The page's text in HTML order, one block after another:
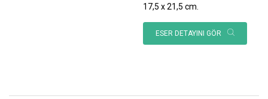
17,5 x 21,5 cm.
ESER DETAYINI GÖR